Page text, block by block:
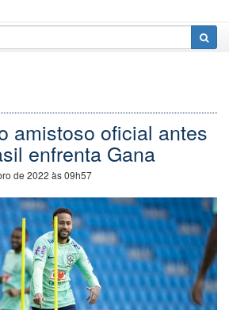
amistoso oficial antes
enfrenta Gana
de 2022 às 09h57